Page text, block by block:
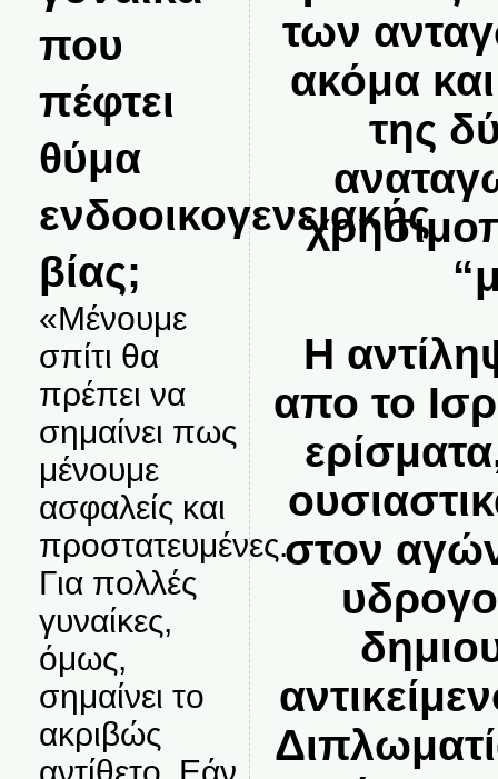
που
πέφτει
θύμα
ενδοοικογενειακής
βίας;
«Μένουμε
σπίτι θα
πρέπει να
σημαίνει πως
μένουμε
ασφαλείς και
προστατευμένες.
Για πολλές
γυναίκες,
όμως,
σημαίνει το
ακριβώς
των
ακόμα
της
Η
απο το
στον